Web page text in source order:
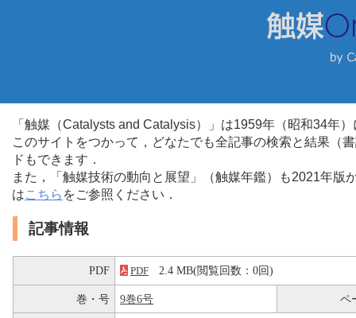
「触媒（Catalysts and Catalysis）」は1959年（昭和34年
このサイトをつかって，どなたでも全記事の検索と結果（
ドもできます．
また，「触媒技術の動向と展望」（触媒年鑑）も2021年
はこちら をご参照ください．
記事情報
PDF PDF 2.4 MB(閲覧回数：0回)
巻・号 9巻6号 ペ